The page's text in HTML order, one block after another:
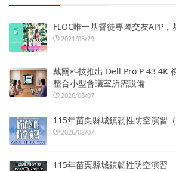
FLOC唯一基督徒專屬交友APP
2021/03/29
戴爾科技推出 Dell Pro P 43 4K
整合小型會議室所需設備
2026/08/07
115年苗栗縣城鎮韌性防空演習（
2026/08/07
115年苗栗縣城鎮韌性防空演習